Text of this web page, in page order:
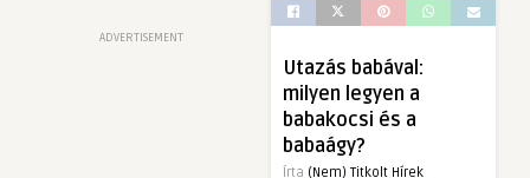
ADVERTISEMENT
Utazás babával:
milyen legyen a
babakocsi és a
babaágy?
Írta (Nem) Titkolt Hírek